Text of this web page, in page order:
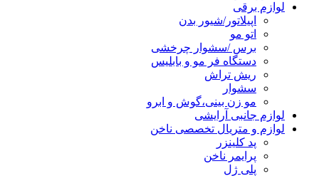
لوازم برقی
اپیلاتور/شیور بدن
اتو مو
برس /سشوار چرخشی
دستگاه فر مو و بابلیس
ریش تراش
سشوار
مو زن بینی،گوش و ابرو
لوازم جانبی آرایشی
لوازم و متریال تخصصی ناخن
پد کلینزر
پرایمر ناخن
پلی ژل